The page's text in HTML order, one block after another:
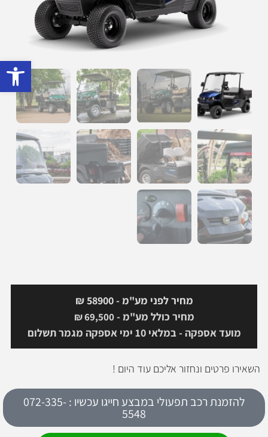
פתח סרגל נגישות
מחיר לפני מע"מ - 58900 ₪
מחיר כולל מע"מ -69,500
₪
מועד אספקה - במלאי 10 ימי אספקה מגמר תשלום
השאירו פרטים ונחזור אליכם עוד היום !
להזמנת רכב תפעולי במבצע חייגו עכשיו : 072-335-
5548